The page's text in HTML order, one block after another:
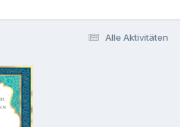
Alle Aktivitäten